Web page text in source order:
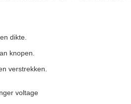
dikte.
knopen.
verstrekken.
voltage